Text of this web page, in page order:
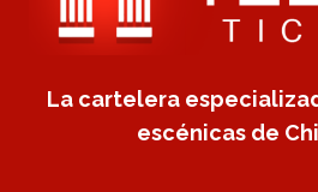
La cartelera
escénicas de